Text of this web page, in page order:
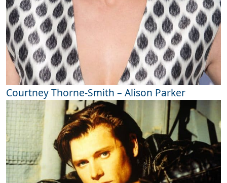
Courtney Thorne-Smith – Alison Parker